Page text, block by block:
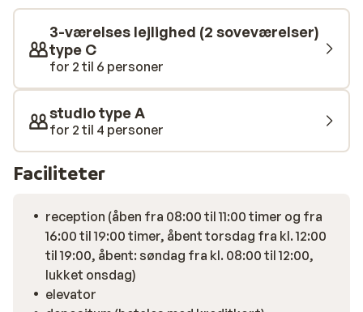
livlige centrum af Les Deux Alpes på en af de mange
restauranter, barer eller diskoteker.
3-værelses lejlighed (2 soveværelser)
type C
for 2 til 6 personer
studio type A
for 2 til 4 personer
Faciliteter
reception (åben fra 08:00 til 11:00 timer og fra
16:00 til 19:00 timer, åbent torsdag fra kl. 12:00
til 19:00, åbent: søndag fra kl. 08:00 til 12:00,
lukket onsdag)
elevator